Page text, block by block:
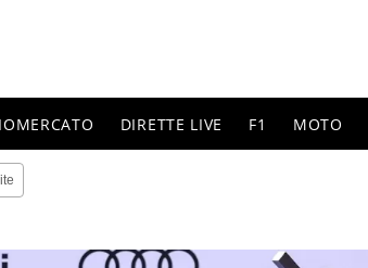
DIRETTE LIVE F1 MOTO